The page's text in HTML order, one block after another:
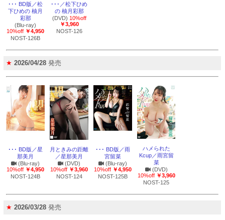
･･･ BD版／松
下ひめの 柚月
彩那
(Blu-ray)
10%off ￥4,950
NOST-126B
･･･／松下ひめ
の 柚月彩那
(DVD) 10%off
￥3,960
NOST-126
★ 2026/04/28 発売
･･･ BD版／星
那美月
(Blu-ray)
10%off ￥4,950
NOST-124B
月ときみの距離
／星那美月
(DVD)
10%off ￥3,960
NOST-124
･･･ BD版／雨
宮留菜
(Blu-ray)
10%off ￥4,950
NOST-125B
ハメられた
Kcup／雨宮留
菜
(DVD)
10%off ￥3,960
NOST-125
★ 2026/03/28 発売